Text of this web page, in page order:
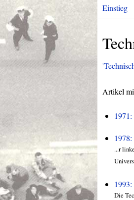
Einstieg
Artikel
...r
Die